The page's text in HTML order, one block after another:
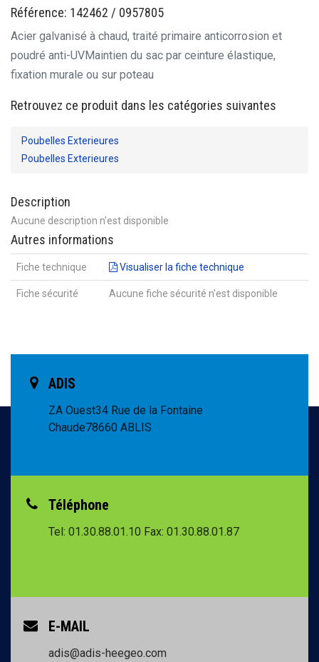
Référence: 142462 / 0957805
Acier galvanisé à chaud, traité primaire anticorrosion et
poudré anti-UVMaintien du sac par ceinture élastique,
fixation murale ou sur poteau
Retrouvez ce produit dans les catégories suivantes
Poubelles Exterieures
Poubelles Exterieures
Description
Aucune description n'est disponible
Autres informations
Fiche technique Visualiser la fiche technique
Fiche sécurité Aucune fiche sécurité n'est disponible
ADIS
ZA Ouest34 Rue de la Fontaine
Chaude78660 ABLIS
Téléphone
Tel: 01.30.88.01.10 Fax: 01.30.88.01.87
E-MAIL
adis@adis-heegeo.com